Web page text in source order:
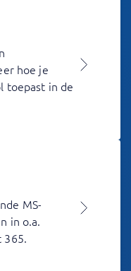
hoe je
toepast in de
MS-
in o.a.
365.